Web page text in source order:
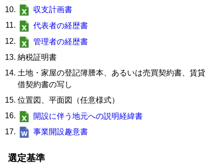
収支計画書
代表者の経歴書
管理者の経歴書
納税証明書
土地・家屋の登記簿謄本、あるいは売買契約書、賃貸
借契約書の写し
位置図、平面図（任意様式）
開設に伴う地元への説明経緯書
事業開設趣意書
選定基準